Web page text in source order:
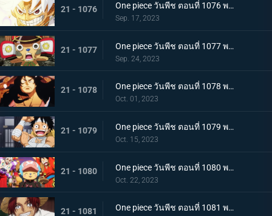
21 - 1076 One piece วันพีช ตอนที่ 1076 พากย์ไทย โลกที่ลูฟี่ปรารถนา
Sep. 17, 2023
21 - 1077 One piece วันพีช ตอนที่ 1077 พากย์ไทย ปิดฉาก ผู้ชนะ ลูฟี่หมวกฟาง
Sep. 24, 2023
21 - 1078 One piece วันพีช ตอนที่ 1078 พากย์ไทย การกลับมา โชกุนแห่งแคว้นวาโนะ โคสึกิ โมโมโนะสุเกะ
Oct. 01, 2023
21 - 1079 One piece วันพีช ตอนที่ 1079 พากย์ไทย ยามเช้ามาถึง การพักผ่อนของพวกลูฟี่
Oct. 15, 2023
21 - 1080 One piece วันพีช ตอนที่ 1080 พากย์ไทย งานเลี้ยงฉลอง เหล่าจักรพรรดิแห่งท้องทะเลคนใหม่
Oct. 22, 2023
21 - 1081 One piece วันพีช ตอนที่ 1081 พากย์ไทย โลกจะลุกเป็นไฟ การโจมตีของพลเรือเอก